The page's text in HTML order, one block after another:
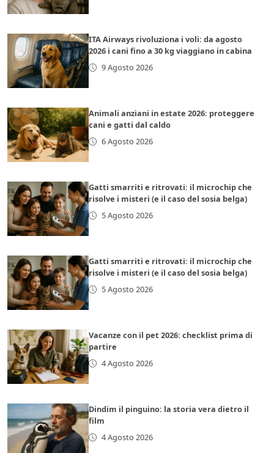
ITA Airways rivoluziona i voli: da agosto
2026 i cani fino a 30 kg viaggiano in cabina
9 Agosto 2026
Animali anziani in estate 2026: proteggere
cani e gatti dal caldo
6 Agosto 2026
Gatti smarriti e ritrovati: il microchip che
risolve i misteri (e il caso del sosia belga)
5 Agosto 2026
Gatti smarriti e ritrovati: il microchip che
risolve i misteri (e il caso del sosia belga)
5 Agosto 2026
Vacanze con il pet 2026: checklist prima di
partire
4 Agosto 2026
Dindim il pinguino: la storia vera dietro il
film
4 Agosto 2026